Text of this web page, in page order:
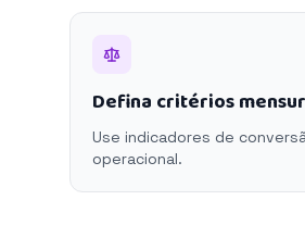
Defina critérios
Use indicadores de
operacional.